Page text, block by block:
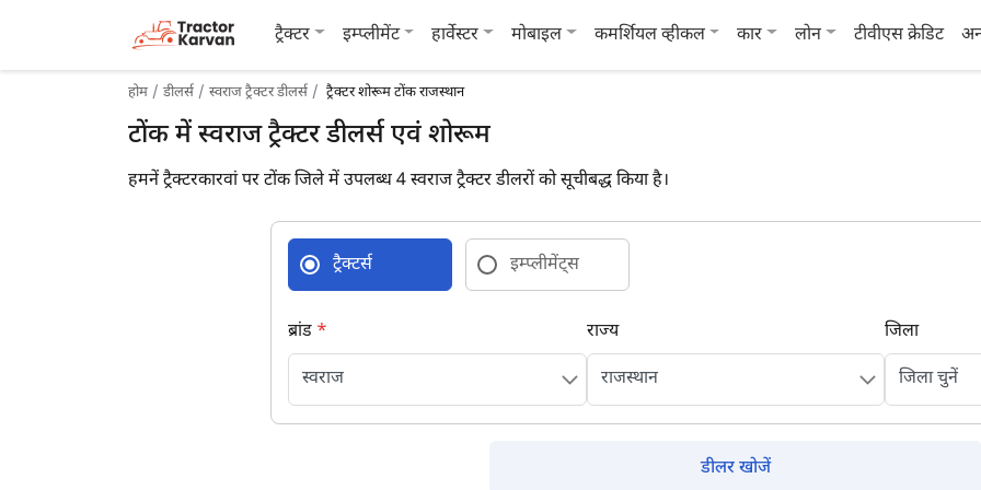
ट्रैक्टर इम्प्लीमेंट हार्वेस्टर मोबाइल कमर्शियल व्हीकल कार लोन टीवीएस क्रेडिट
होम डीलर्स स्वराज ट्रैक्टर डीलर्स ट्रैक्टर शोरूम टोंक राजस्थान
टोंक में स्वराज ट्रैक्टर डीलर्स एवं शोरूम
हमनें ट्रैक्टरकारवां पर टोंक जिले में उपलब्ध 4 स्वराज ट्रैक्टर डीलरों को सूचीबद्ध किया है।
ट्रैक्टर्स इम्प्लीमेंट्स
ब्रांड * राज्य जिला
डीलर खोजें